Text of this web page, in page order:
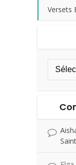
Versets